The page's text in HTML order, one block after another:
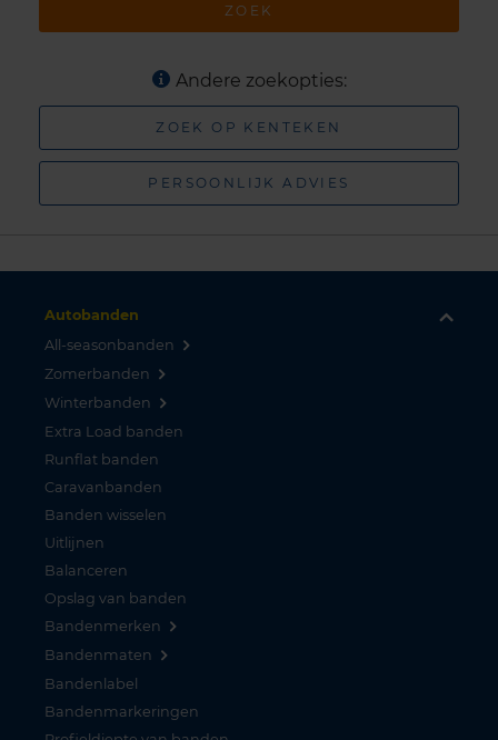
ZOEK
Andere zoekopties:
ZOEK OP KENTEKEN
PERSOONLIJK ADVIES
Autobanden
All-seasonbanden
Zomerbanden
Winterbanden
Extra Load banden
Runflat banden
Caravanbanden
Banden wisselen
Uitlijnen
Balanceren
Opslag van banden
Bandenmerken
Bandenmaten
Bandenlabel
Bandenmarkeringen